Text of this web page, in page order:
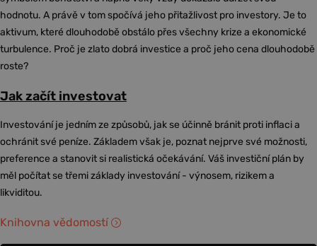
hodnotu. A právě v tom spočívá jeho přitažlivost pro investory. Je to
aktivum, které dlouhodobě obstálo přes všechny krize a ekonomické
turbulence. Proč je zlato dobrá investice a proč jeho cena dlouhodobě
roste?
Jak začít investovat
Investování je jedním ze způsobů, jak se účinně bránit proti inflaci a
ochránit své peníze. Základem však je, poznat nejprve své možnosti,
preference a stanovit si realistická očekávání. Váš investiční plán by
měl počítat se třemi základy investování - výnosem, rizikem a
likviditou.
Knihovna vědomostí